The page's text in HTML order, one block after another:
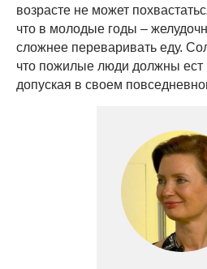
возрасте не может
что в молодые годы –
сложнее переваривать еду.
что пожилые люди должны ест
допуская в своем